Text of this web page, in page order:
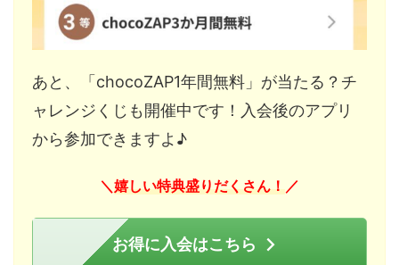
あと、「chocoZAP1年間無料」が当たる？チ
ャレンジくじも開催中です！入会後のアプリ
から参加できますよ♪
＼ 嬉しい特典盛りだくさん！ ／
お得に入会はこちら